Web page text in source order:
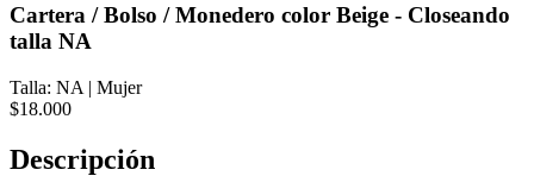
Cartera / Bolso / Monedero color Beige - Closeando
talla NA
Talla: NA | Mujer
$18.000
Descripción